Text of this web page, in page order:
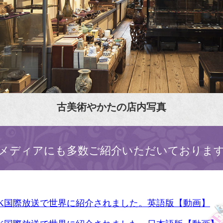
古美術やかたの店内写真
ディアにも多数ご紹介いただいておりま
国際放送で世界に紹介されました。英語版【動画】